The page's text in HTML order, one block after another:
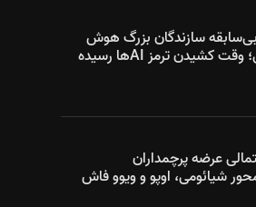
سازندگان بزرگ هوش
مصنوعی؛ وقت کشیدن ترمز AIها رسیده
عرضه پرچمداران
شیائومی، اوپو و ویوو فاش